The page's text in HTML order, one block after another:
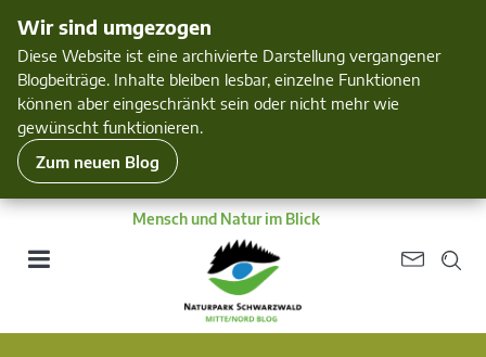
Wir sind umgezogen
Diese Website ist eine archivierte Darstellung vergangener
Blogbeiträge. Inhalte bleiben lesbar, einzelne Funktionen
können aber eingeschränkt sein oder nicht mehr wie
gewünscht funktionieren.
Zum neuen Blog
Mensch und Natur im Blick